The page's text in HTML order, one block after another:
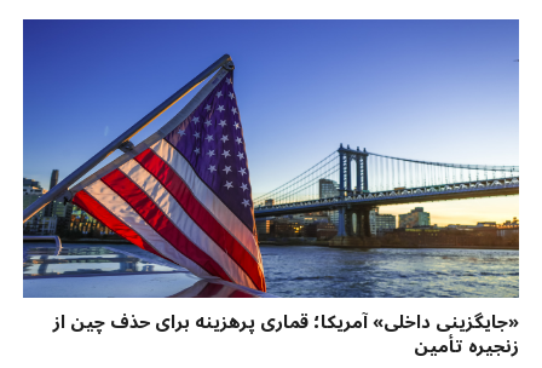
«جایگزینی داخلی» آمریکا؛ قماری پرهزینه برای حذف چین از
زنجیره تأمین